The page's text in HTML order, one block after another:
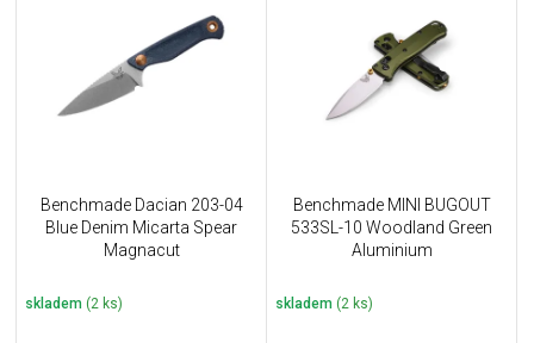
Benchmade Dacian 203-04
Blue Denim Micarta Spear
Magnacut
skladem (2 ks)
Benchmade MINI BUGOUT
533SL-10 Woodland Green
Aluminium
skladem (2 ks)